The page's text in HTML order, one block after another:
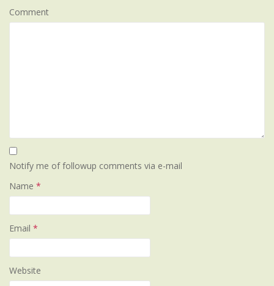
Comment
Notify me of followup comments via e-mail
Name *
Email *
Website